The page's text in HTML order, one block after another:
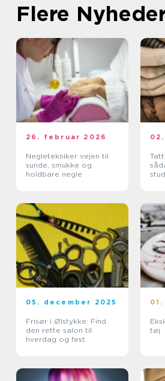
Flere
26. februar 2026
Negletekniker vejen til
sunde, smukke og
holdbare negle
05. december 2025
Frisør i Ølstykke: Find
den rette salon til
hverdag og fest
tøj